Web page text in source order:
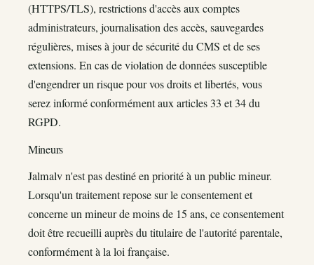
(HTTPS/TLS), restrictions d'accès aux comptes
administrateurs, journalisation des accès, sauvegardes
régulières, mises à jour de sécurité du CMS et de ses
extensions. En cas de violation de données susceptible
d'engendrer un risque pour vos droits et libertés, vous
serez informé conformément aux articles 33 et 34 du
RGPD.
Mineurs
Jalmalv n'est pas destiné en priorité à un public mineur.
Lorsqu'un traitement repose sur le consentement et
concerne un mineur de moins de 15 ans, ce consentement
doit être recueilli auprès du titulaire de l'autorité parentale,
conformément à la loi française.